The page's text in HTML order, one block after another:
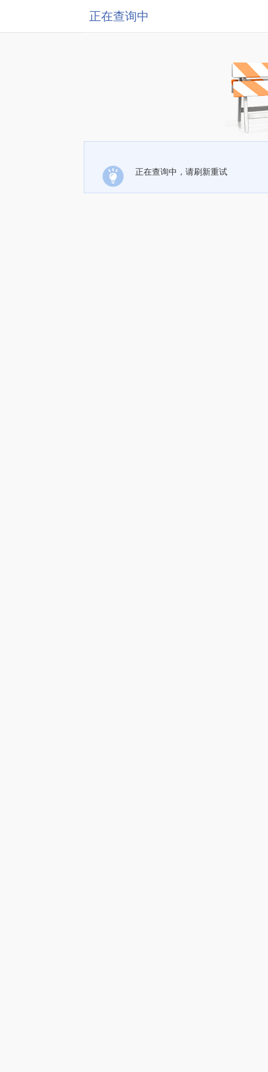
正在查询中
正在查询中，请刷新重试